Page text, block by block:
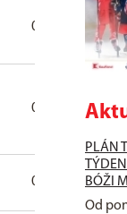
0 0
0 0
0 0
PLÁN
BÓŽI
Od